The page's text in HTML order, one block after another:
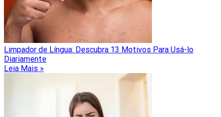
Limpador de Língua: Descubra 13 Motivos Para Usá-lo
Diariamente
Leia Mais »